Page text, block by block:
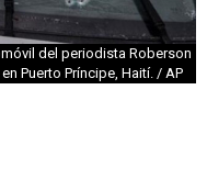
del periodista Roberson
Puerto Príncipe, Haití. / AP